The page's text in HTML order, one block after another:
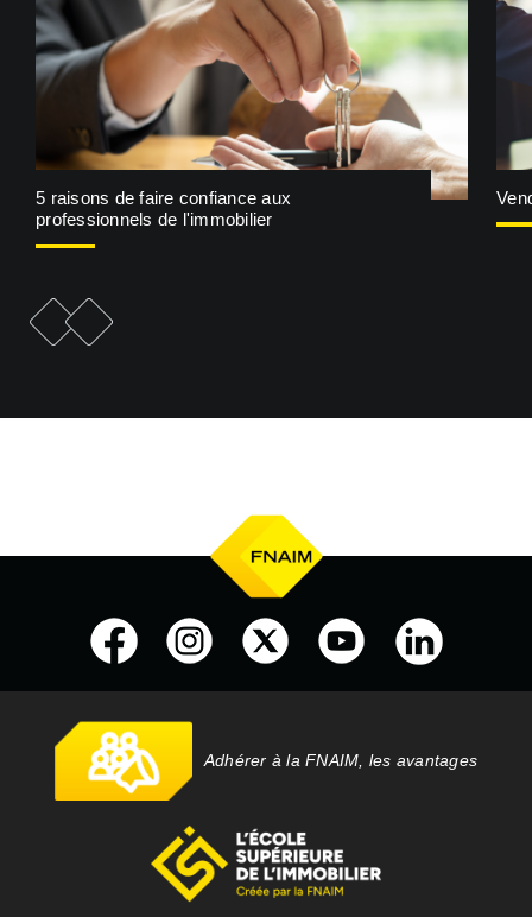
F
i
c
h
e
p
r
é
c
é
d
e
n
t
e
F
i
c
h
e
s
u
i
v
a
n
te
5 raisons de faire confiance aux
professionnels de l'immobilier
Adhérer à la FNAIM, les avantages